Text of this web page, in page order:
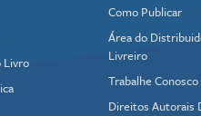
Livro
Como Publicar
Área do
Livreiro
Trabalhe Conosco
Direitos Autorais